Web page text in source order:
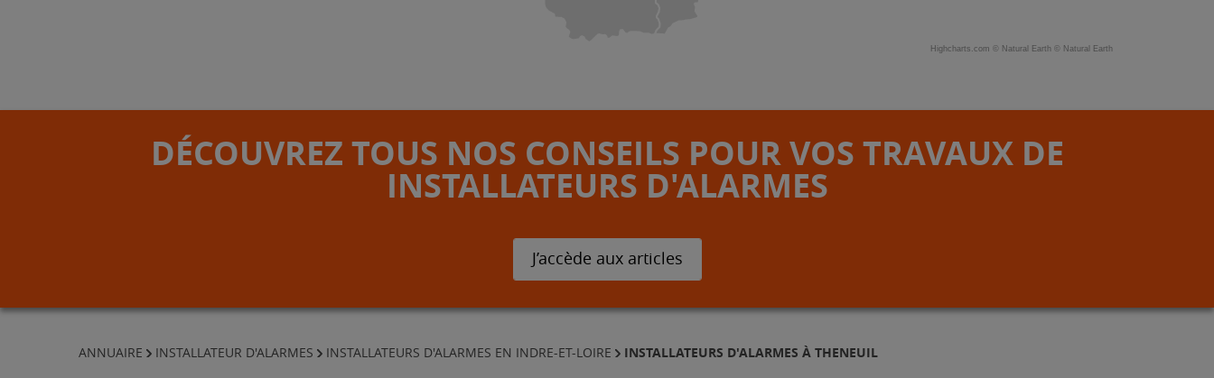
Highcharts.com © Natural Earth © Natural Earth
DÉCOUVREZ TOUS NOS CONSEILS POUR VOS TRAVAUX DE
INSTALLATEURS D'ALARMES
J’accède aux articles
ANNUAIRE INSTALLATEUR D'ALARMES INSTALLATEURS D'ALARMES EN INDRE-ET-LOIRE INSTALLATEURS D'ALARMES À THENEUIL